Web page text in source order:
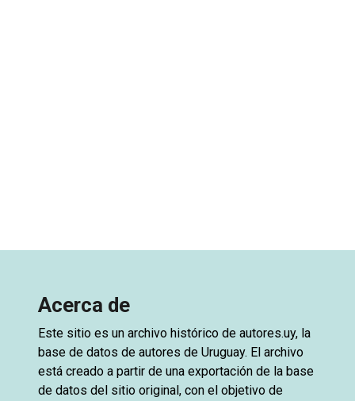
Acerca de
Este sitio es un archivo histórico de autores.uy, la
base de datos de autores de Uruguay. El archivo
está creado a partir de una exportación de la base
de datos del sitio original, con el objetivo de